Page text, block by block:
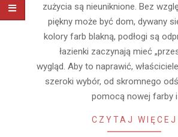
zużycia są nieuniknione. Bez
piękny może być dom, dywany
kolory farb blakną, podłogi są
łazienki zaczynają mieć
wygląd. Aby to naprawić,
szeroki wybór, od skromnego
pomocą nowej farby i
CZYTAJ WIĘCEJ